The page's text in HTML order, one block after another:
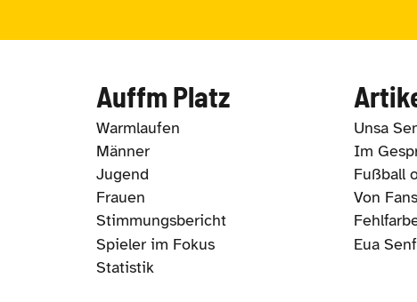
Auffm Platz
Warmlaufen
Männer
Jugend
Frauen
Stimmungsbericht
Spieler im Fokus
Statistik
Unsa
Im
Fußball
Von
Eua Senf